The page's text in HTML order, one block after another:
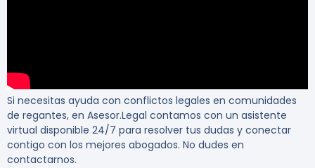
Si necesitas ayuda con conflictos legales en comunidades
de regantes, en Asesor.Legal contamos con un asistente
virtual disponible 24/7 para resolver tus dudas y conectar
contigo con los mejores abogados. No dudes en
contactarnos.